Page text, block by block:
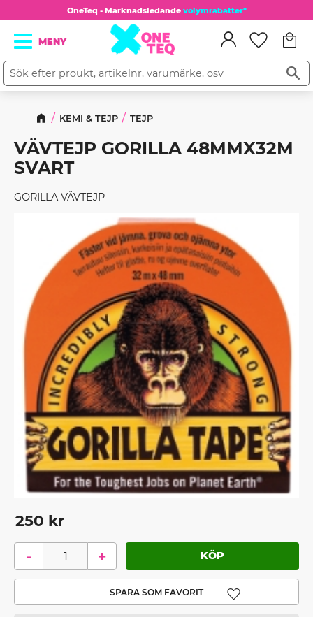
Meny
OneTeq - Marknadsledande volymrabatter*
KEMI & TEJP TEJP
VÄVTEJP GORILLA 48MMX32M
SVART
GORILLA VÄVTEJP
250 kr
+
-
Lägg till i favoriter